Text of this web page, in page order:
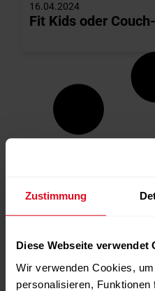
Zustimmung
Diese Webseite verwendet
Wir verwenden Cookies,
personalisieren,
16.04.2024
Fit Kids oder